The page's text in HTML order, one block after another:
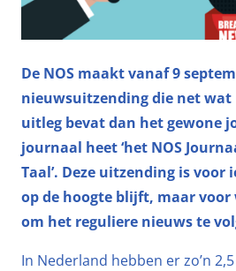
De NOS maakt vanaf 9
nieuwsuitzending die net wat
uitleg bevat dan het gewone
journaal heet ‘het NOS
Taal’. Deze uitzending is voor
op de hoogte blijft, maar voor
om het reguliere nieuws te
In Nederland hebben er zo’n